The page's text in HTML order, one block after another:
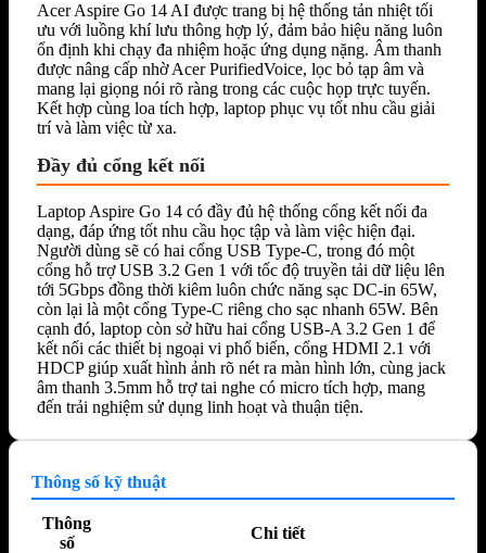
Acer Aspire Go 14 AI được trang bị hệ thống tản nhiệt tối
ưu với luồng khí lưu thông hợp lý, đảm bảo hiệu năng luôn
ổn định khi chạy đa nhiệm hoặc ứng dụng nặng. Âm thanh
được nâng cấp nhờ Acer PurifiedVoice, lọc bỏ tạp âm và
mang lại giọng nói rõ ràng trong các cuộc họp trực tuyến.
Kết hợp cùng loa tích hợp, laptop phục vụ tốt nhu cầu giải
trí và làm việc từ xa.
Đầy đủ cổng kết nối
Laptop Aspire Go 14 có đầy đủ hệ thống cổng kết nối đa
dạng, đáp ứng tốt nhu cầu học tập và làm việc hiện đại.
Người dùng sẽ có hai cổng USB Type-C, trong đó một
cổng hỗ trợ USB 3.2 Gen 1 với tốc độ truyền tải dữ liệu lên
tới 5Gbps đồng thời kiêm luôn chức năng sạc DC-in 65W,
còn lại là một cổng Type-C riêng cho sạc nhanh 65W. Bên
cạnh đó, laptop còn sở hữu hai cổng USB-A 3.2 Gen 1 để
kết nối các thiết bị ngoại vi phổ biến, cổng HDMI 2.1 với
HDCP giúp xuất hình ảnh rõ nét ra màn hình lớn, cùng jack
âm thanh 3.5mm hỗ trợ tai nghe có micro tích hợp, mang
đến trải nghiệm sử dụng linh hoạt và thuận tiện.
Thông số kỹ thuật
Thông
số
Chi tiết